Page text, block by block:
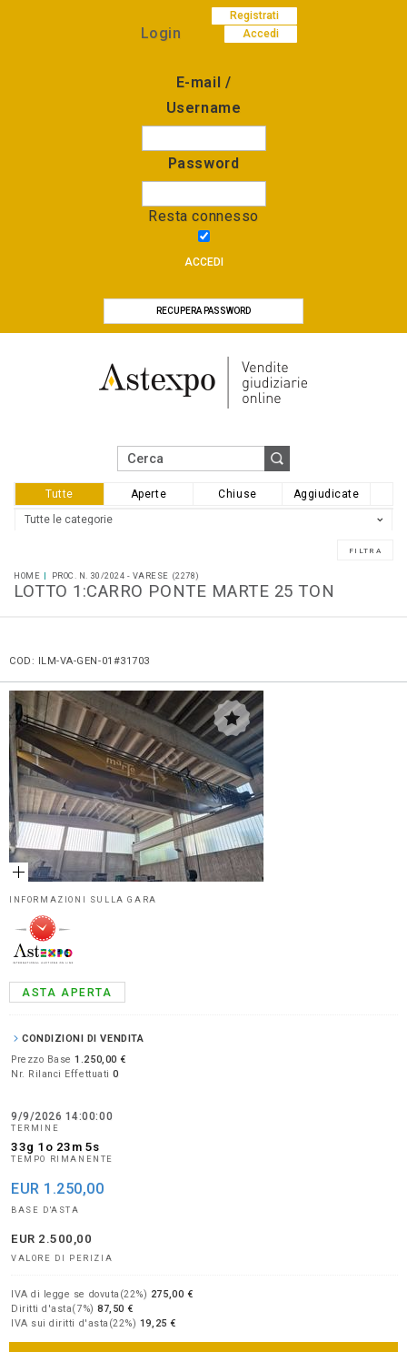
Registrati
Accedi
Login
E-mail /
Username
Password
Resta connesso
ACCEDI
RECUPERA PASSWORD
Tutte Aperte Chiuse Aggiudicate
HOME PROC. N. 30/2024 - VARESE (2278)
LOTTO 1:CARRO PONTE MARTE 25 TON
COD: ILM-VA-GEN-01#31703
INFORMAZIONI SULLA GARA
ASTA APERTA
CONDIZIONI DI VENDITA
Prezzo Base1.250,00 €
Nr. Rilanci Effettuati0
9/9/2026 14:00:00
TERMINE
33g 1o 23m 5s
TEMPO RIMANENTE
EUR 1.250,00
BASE D'ASTA
EUR 2.500,00
VALORE DI PERIZIA
IVA di legge se dovuta(22%) 275,00 €
Diritti d'asta(7%)87,50 €
IVA sui diritti d'asta(22%) 19,25 €